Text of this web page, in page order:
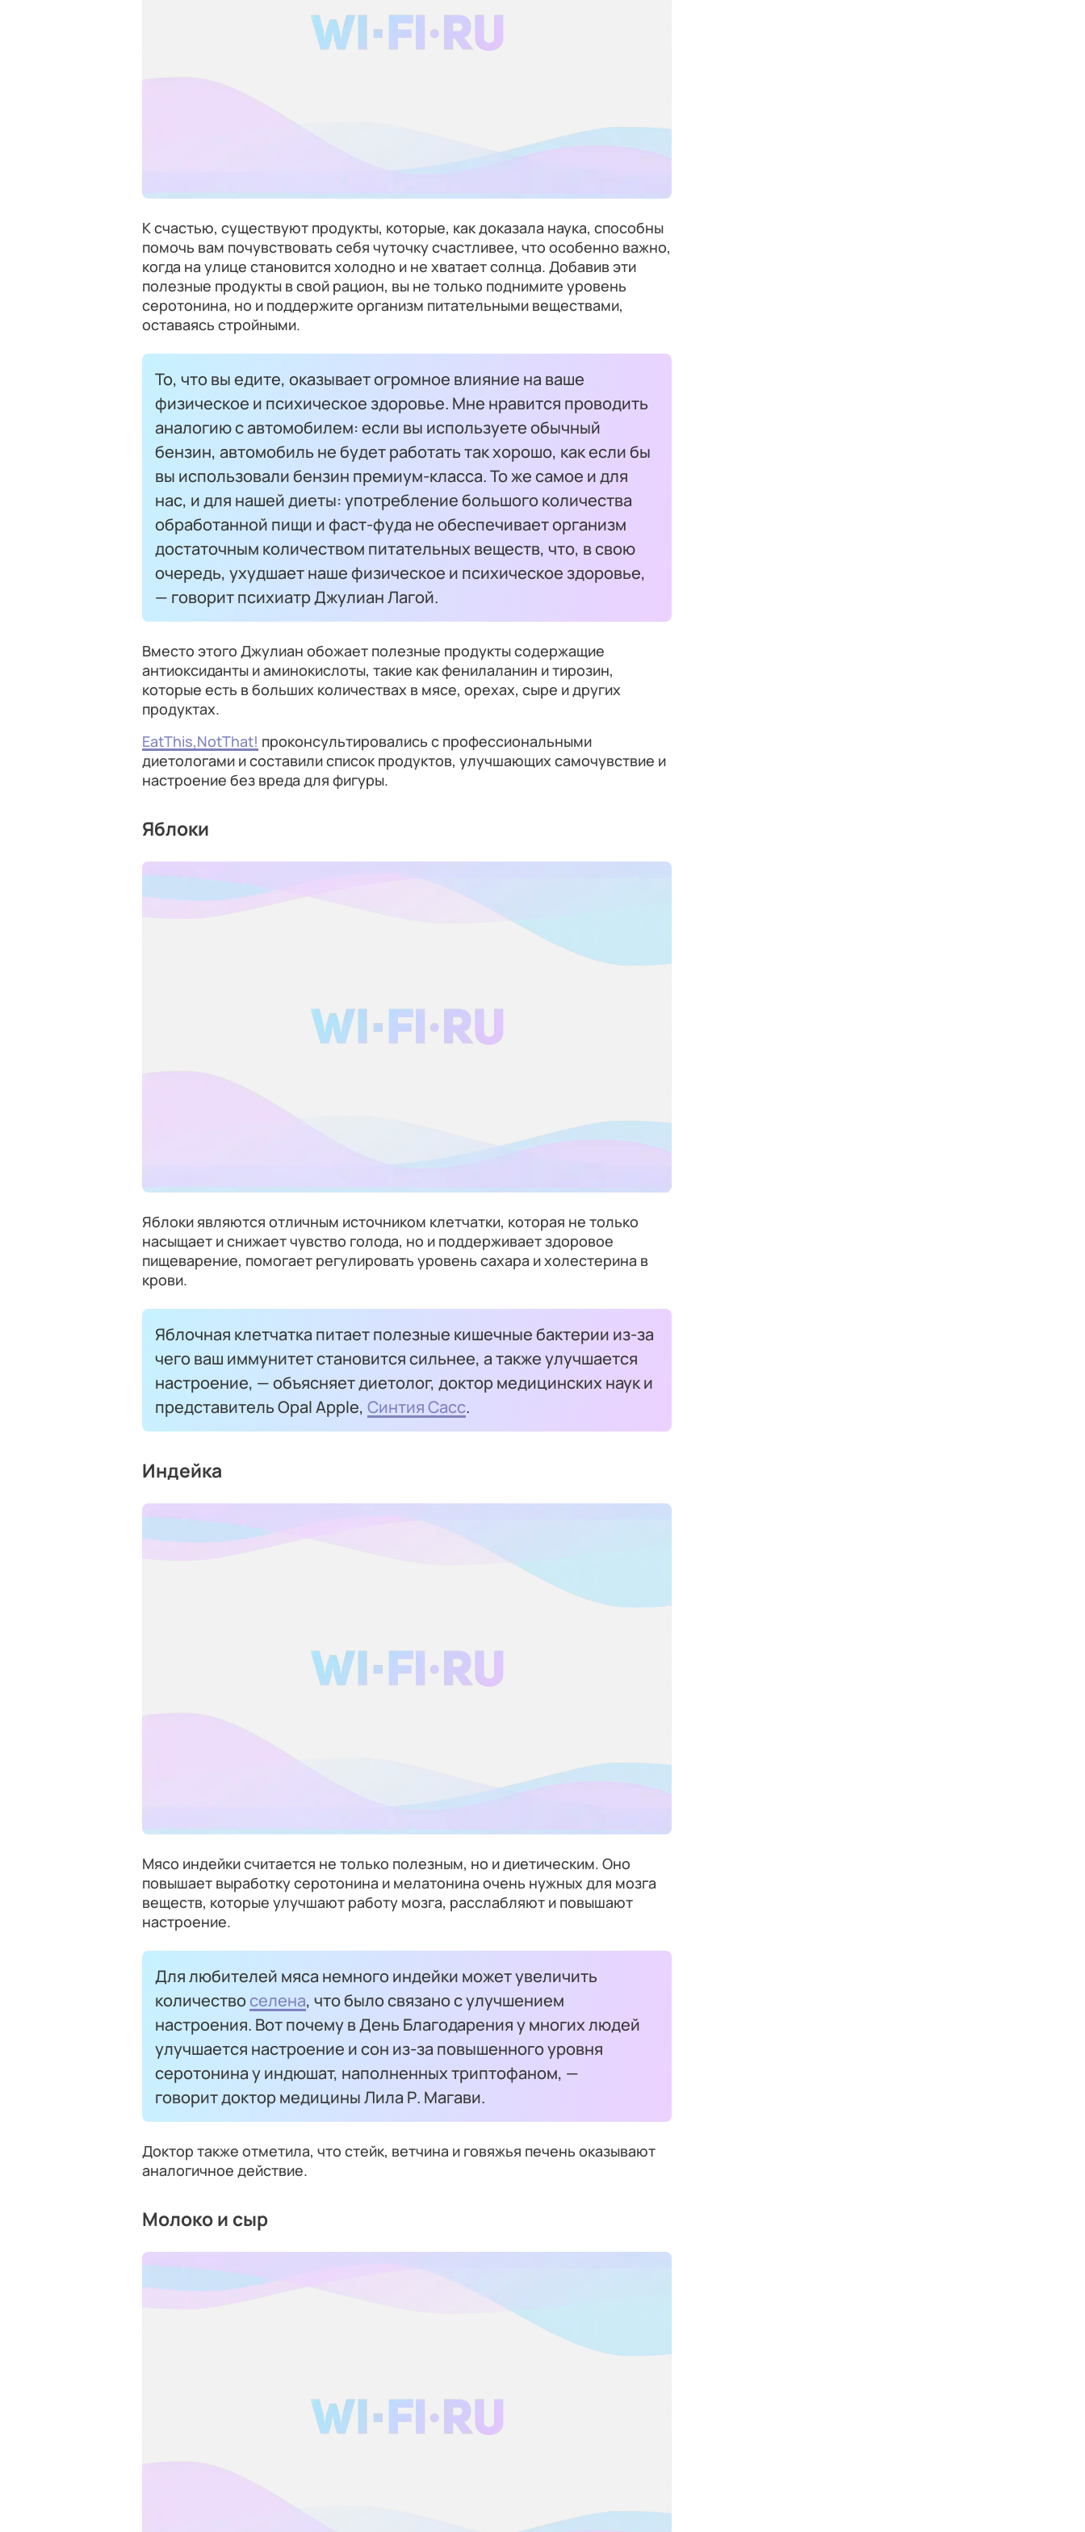
К счастью, существуют продукты, которые, как доказала наука, способны
помочь вам почувствовать себя чуточку счастливее, что особенно важно,
когда на улице становится холодно и не хватает солнца. Добавив эти
полезные продукты в свой рацион, вы не только поднимите уровень
серотонина, но и поддержите организм питательными веществами,
оставаясь стройными.
То, что вы едите, оказывает огромное влияние на ваше
физическое и психическое здоровье. Мне нравится проводить
аналогию с автомобилем: если вы используете обычный
бензин, автомобиль не будет работать так хорошо, как если бы
вы использовали бензин премиум-класса. То же самое и для
нас, и для нашей диеты: употребление большого количества
обработанной пищи и фаст-фуда не обеспечивает организм
достаточным количеством питательных веществ, что, в свою
очередь, ухудшает наше физическое и психическое здоровье,
— говорит психиатр Джулиан Лагой.
Вместо этого Джулиан обожает полезные продукты содержащие
антиоксиданты и аминокислоты, такие как фенилаланин и тирозин,
которые есть в больших количествах в мясе, орехах, сыре и других
продуктах.
EatThis,NotThat! проконсультировались с профессиональными
диетологами и составили список продуктов, улучшающих самочувствие и
настроение без вреда для фигуры.
Яблоки
Яблоки являются отличным источником клетчатки, которая не только
насыщает и снижает чувство голода, но и поддерживает здоровое
пищеварение, помогает регулировать уровень сахара и холестерина в
крови.
Яблочная клетчатка питает полезные кишечные бактерии из-за
чего ваш иммунитет становится сильнее, а также улучшается
настроение, — объясняет диетолог, доктор медицинских наук и
представитель Opal Apple, Синтия Сасс.
Индейка
Мясо индейки считается не только полезным, но и диетическим. Оно
повышает выработку серотонина и мелатонина очень нужных для мозга
веществ, которые улучшают работу мозга, расслабляют и повышают
настроение.
Для любителей мяса немного индейки может увеличить
количествоселена, что было связано с улучшением
настроения. Вот почему в День Благодарения у многих людей
улучшается настроение и сон из-за повышенного уровня
серотонина у индюшат, наполненных триптофаном, —
говорит доктор медицины Лила Р. Магави.
Доктор также отметила, что стейк, ветчина и говяжья печень оказывают
аналогичное действие.
Молоко и сыр